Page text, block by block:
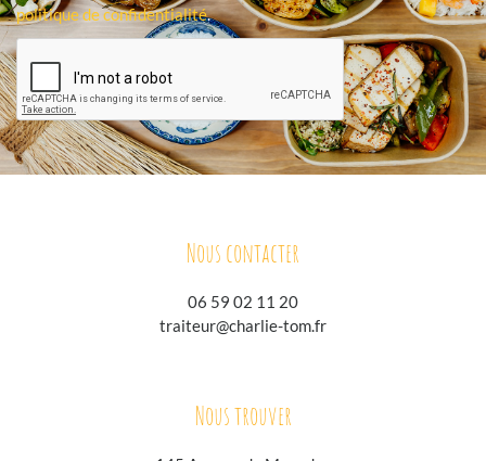
politique de confidentialité.
Nous contacter
06 59 02 11 20
traiteur@charlie-tom.fr
Nous trouver